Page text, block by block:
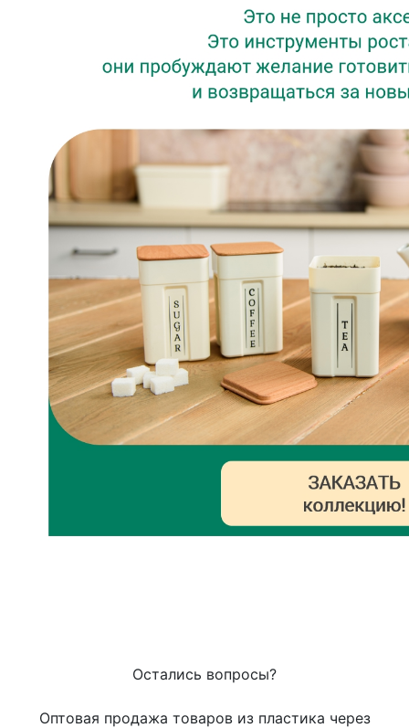
Остались вопросы?
Оптовая продажа товаров из пластика через